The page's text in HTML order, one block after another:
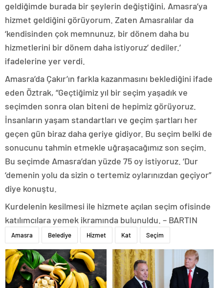
geldiğimde burada bir şeylerin değiştiğini, Amasra’ya
hizmet geldiğini görüyorum. Zaten Amasralılar da
‘kendisinden çok memnunuz, bir dönem daha bu
hizmetlerini bir dönem daha istiyoruz’ dediler.’
ifadelerine yer verdi.
Amasra’da Çakır’ın farkla kazanmasını beklediğini ifade
eden Öztrak, “Geçtiğimiz yıl bir seçim yaşadık ve
seçimden sonra olan biteni de hepimiz görüyoruz.
İnsanların yaşam standartları ve geçim şartları her
geçen gün biraz daha geriye gidiyor. Bu seçim belki de
sonucunu tahmin etmekle uğraşacağımız son seçim.
Bu seçimde Amasra’dan yüzde 75 oy istiyoruz. ‘Dur
‘demenin yolu da sizin o tertemiz oylarınızdan geçiyor”
diye konuştu.
Kurdelenin kesilmesi ile hizmete açılan seçim ofisinde
katılımcılara yemek ikramında bulunuldu. – BARTIN
Amasra Belediye Hizmet Kat Seçim